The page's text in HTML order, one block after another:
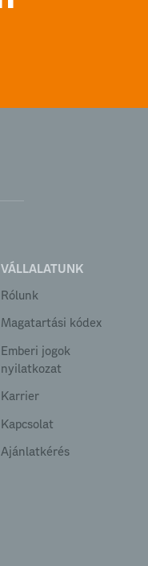
VÁLLALATUNK
Rólunk
Magatartási kódex
Emberi jogok
nyilatkozat
Karrier
Kapcsolat
Ajánlatkérés